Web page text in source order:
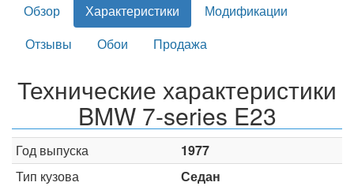
Обзор Характеристики
Модификации
Отзывы
Обои Продажа
Технические характеристики
BMW 7-series E23
Год выпуска
1977
Тип кузова
Седан